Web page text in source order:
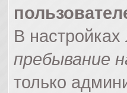
В
пребывание
только